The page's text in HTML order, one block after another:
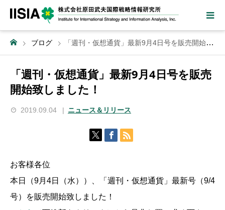
ブログ 「週刊・仮想通貨」最新9月4日号を販売開始致しました！
「週刊・仮想通貨」最新9月4日号を販売
開始致しました！
2019.09.04 ニュース＆リリース
お客様各位
本日（9月4日（水））、「週刊・仮想通貨」最新号（9/4
号）を販売開始致しました！